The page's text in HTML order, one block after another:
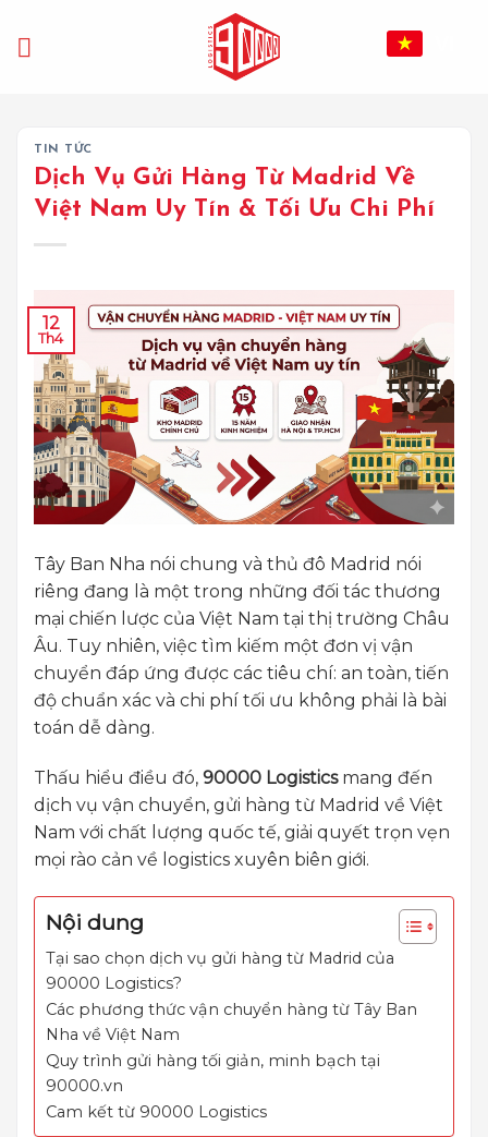
qua
TIN TỨC
Dịch Vụ Gửi Hàng Từ Madrid Về
Việt Nam Uy Tín & Tối Ưu Chi Phí
12
Th4
Tây Ban Nha nói chung và thủ đô Madrid nói
riêng đang là một trong những đối tác thương
mại chiến lược của Việt Nam tại thị trường Châu
Âu. Tuy nhiên, việc tìm kiếm một đơn vị vận
chuyển đáp ứng được các tiêu chí: an toàn, tiến
độ chuẩn xác và chi phí tối ưu không phải là bài
toán dễ dàng.
Thấu hiểu điều đó, 90000 Logisticsmang đến
dịch vụ vận chuyển, gửi hàng từ Madrid về Việt
Nam với chất lượng quốc tế, giải quyết trọn vẹn
mọi rào cản về logistics xuyên biên giới.
Nội dung
Tại sao chọn dịch vụ gửi hàng từ Madrid của
90000 Logistics?
Các phương thức vận chuyển hàng từ Tây Ban
Nha về Việt Nam
Quy trình gửi hàng tối giản, minh bạch tại
90000.vn
Cam kết từ 90000 Logistics